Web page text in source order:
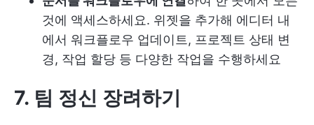
것에 액세스하세요. 위젯을 추가해 에디터 내
에서 워크플로우 업데이트, 프로젝트 상태 변
경, 작업 할당 등 다양한 작업을 수행하세요
7. 팀 정신 장려하기